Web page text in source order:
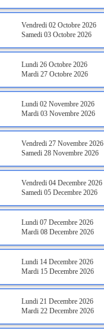
Vendredi 02 Octobre 2026
Samedi 03 Octobre 2026
Lundi 26 Octobre 2026
Mardi 27 Octobre 2026
Lundi 02 Novembre 2026
Mardi 03 Novembre 2026
Vendredi 27 Novembre 2026
Samedi 28 Novembre 2026
Vendredi 04 Decembre 2026
Samedi 05 Decembre 2026
Lundi 07 Decembre 2026
Mardi 08 Decembre 2026
Lundi 14 Decembre 2026
Mardi 15 Decembre 2026
Lundi 21 Decembre 2026
Mardi 22 Decembre 2026